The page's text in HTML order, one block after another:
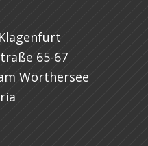
65-67
Wörthersee